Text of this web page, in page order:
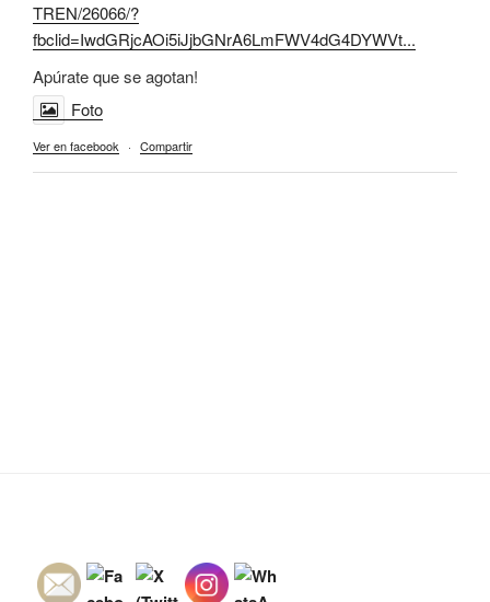
TREN/26066/?
fbclid=IwdGRjcAOi5iJjbGNrA6LmFWV4dG4DYWVt...
Apúrate que se agotan!
Foto
Ver en facebook · Compartir